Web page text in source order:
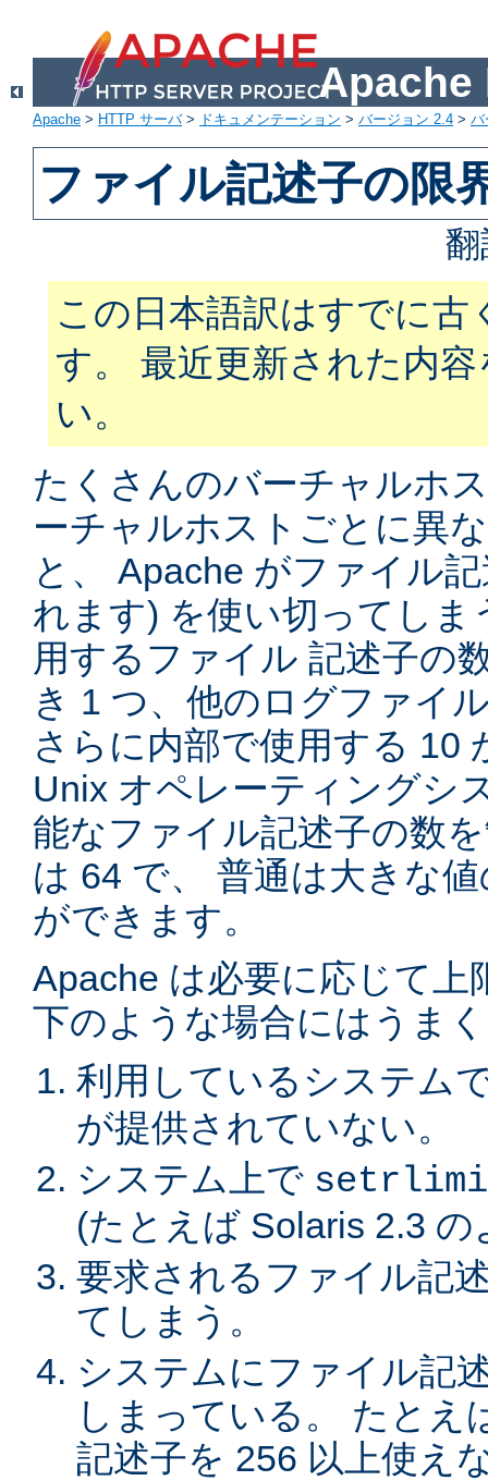
Apache
Apache > HTTP サーバ> ドキュメンテーション > バージョン 2.4 > バ
ファイル記述子の限
この日本語訳はすでに
す。 最近更新された内
い。
たくさんのバーチャルホ
ーチャルホストごとに異
と、 Apache がファイル
れます) を使い切ってし
用するファイル 記述子の
き 1 つ、他のログファイ
さらに内部で使用する 10
Unix オペレーティングシ
能なファイル記述子の数
は 64 で、 普通は大きな
ができます。
Apache は必要に応じて
下のような場合にはうま
利用しているシステム
が提供されていない。
システム上で
(たとえば Solaris 2.3 の
要求されるファイル記
てしまう。
システムにファイル記
しまっている。 たとえ
記述子を 256 以上使え